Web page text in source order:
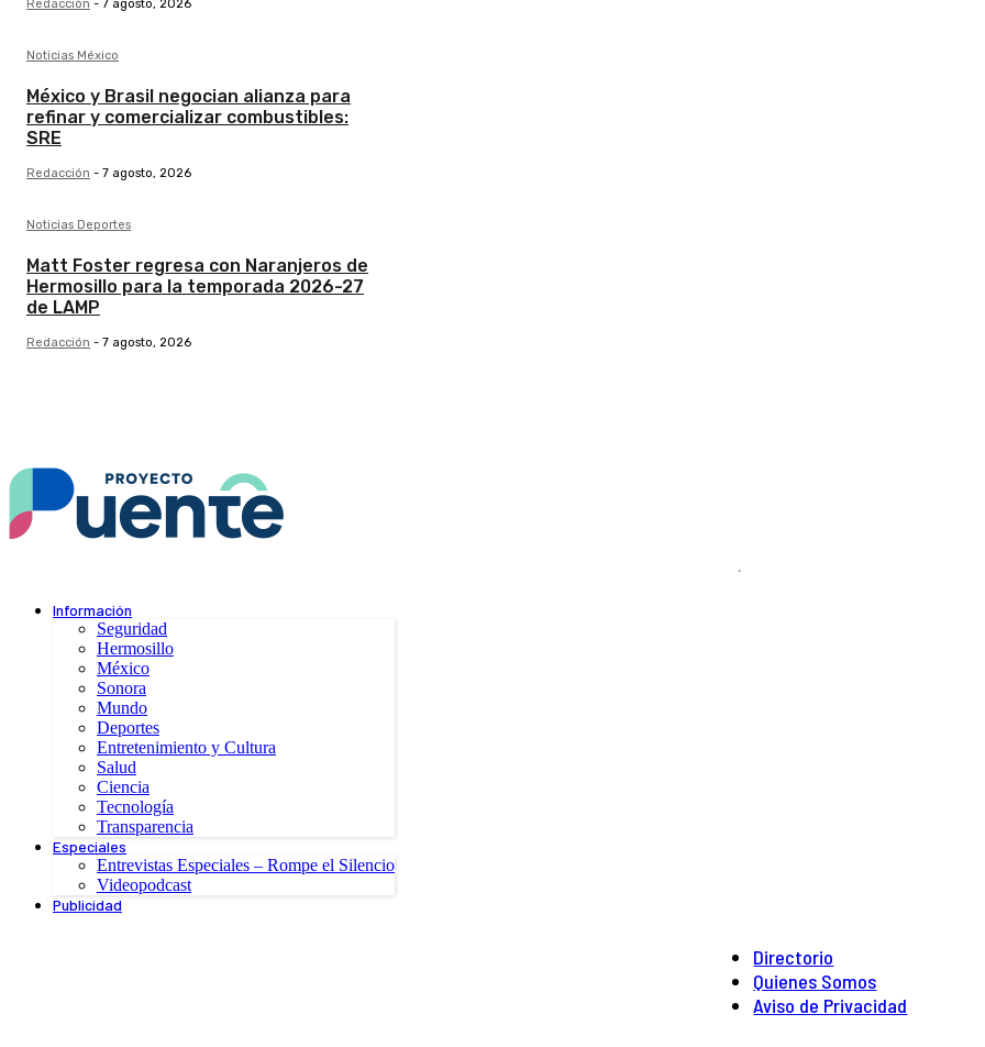
Redacción - 7 agosto, 2026
Noticias México
México y Brasil negocian alianza para
refinar y comercializar combustibles:
SRE
Redacción - 7 agosto, 2026
Noticias Deportes
Matt Foster regresa con Naranjeros de
Hermosillo para la temporada 2026-27
de LAMP
Redacción - 7 agosto, 2026
.
Información
Seguridad
Hermosillo
México
Sonora
Mundo
Deportes
Entretenimiento y Cultura
Salud
Ciencia
Tecnología
Transparencia
Especiales
Entrevistas Especiales – Rompe el Silencio
Videopodcast
Publicidad
Directorio
Quienes Somos
Aviso de Privacidad